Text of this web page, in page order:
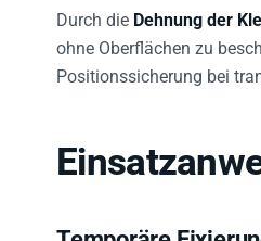
Durch die Dehnung der
ohne Oberflächen zu
Positionssicherung bei
Temporäre